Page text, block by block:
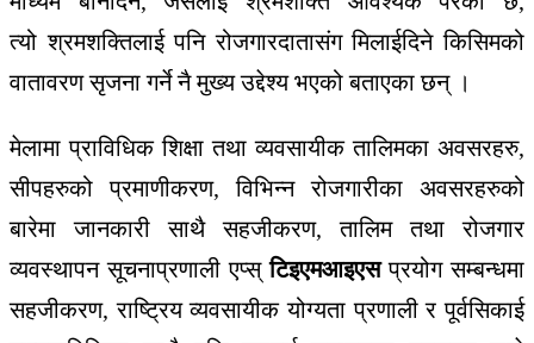
त्योश्रमशक्तिलाई पनि रोजगारदातासंग मिलाईदिने किसिमको
वातावरण सृजना गर्ने नै मुख्य उद्देश्य भएको बताएका छन् ।
मेलामा प्राविधिक शिक्षा तथा व्यवसायीक तालिमका अवसरहरु,
सीपहरुको
प्रमाणीकरण,विभिन्न रोजगारीका अवसरहरुको
बारेमा
जानकारी साथै सहजीकरण,तालिम तथा
रोजगार
व्यवस्थापन सूचनाप्रणाली एप्स्टिइएमआइएस प्रयोग सम्बन्धमा
सहजीकरण,राष्ट्रिय व्यवसायीक योग्यता प्रणाली र पूर्वसिकाई